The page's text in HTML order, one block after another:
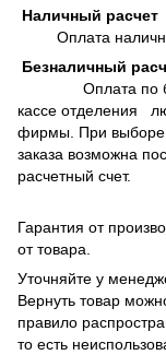
Наличный расчет
Оплата
Безналичный
Оплата по
кассе отделения
фирмы. При выборе
заказа возможна
расчетный счет.
Гарантия от
от товара.
Уточняйте у
Вернуть товар
правило
то есть